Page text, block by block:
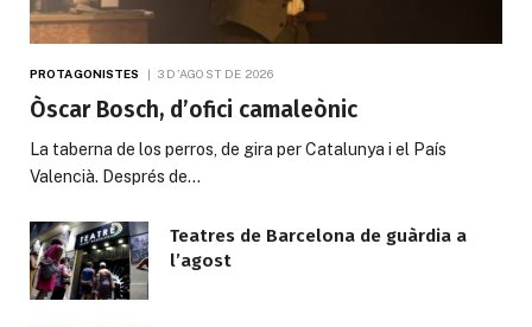
PROTAGONISTES 3 D'AGOST DE 2026
Òscar Bosch, d’ofici camaleònic
La taberna de los perros, de gira per Catalunya i el País
Valencià. Després de…
Teatres de Barcelona de guàrdia a
l’agost